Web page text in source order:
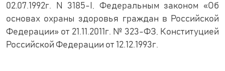
02.07.1992г. N 3185-I, Федеральным законом «Об
основах охраны здоровья граждан в Российской
Федерации» от 21.11.2011г. № 323-ФЗ, Конституцией
Российской Федерации от 12.12.1993г.